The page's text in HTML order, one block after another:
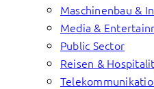
Maschinenbau &
Media &
Public Sector
Reisen &